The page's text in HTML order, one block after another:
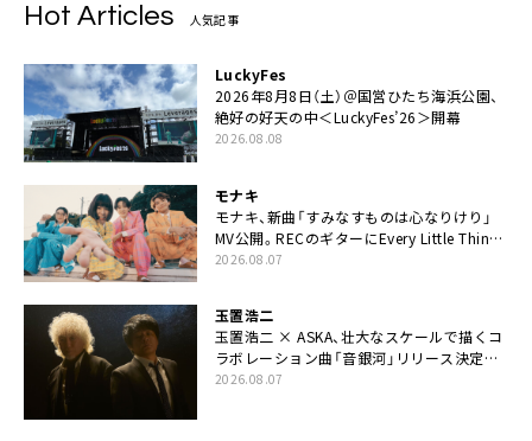
Hot Articles 人気記事
LuckyFes
2026年8月8日（土）＠国営ひたち海浜公園、
絶好の好天の中＜LuckyFes’26＞開幕
2026.08.08
モナキ
モナキ、新曲「すみなすものは心なりけり」
MV公開。RECのギターにEvery Little Thing・
伊藤一朗参加も
2026.08.07
玉置浩二
玉置浩二 × ASKA、壮大なスケールで描くコ
ラボレーション曲「音銀河」リリース決定。
カップリングには新曲「命の宿り」収録も
2026.08.07